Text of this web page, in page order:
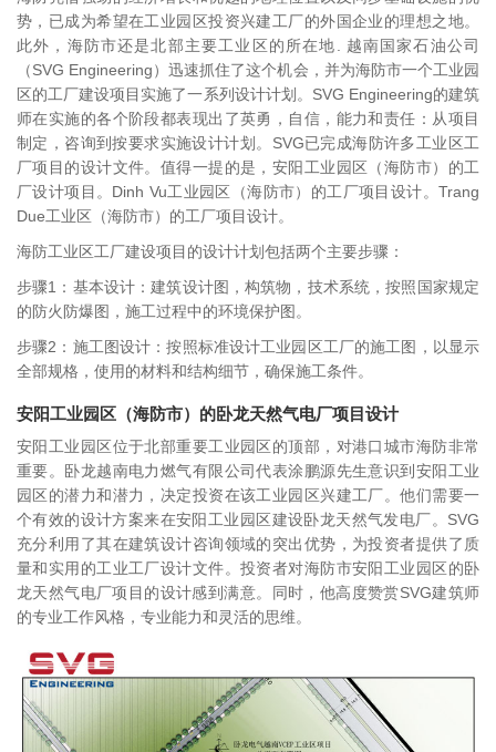
势，已成为希望在工业园区投资兴建工厂的外国企业的理想之地。
此外，海防市还是北部主要工业区的所在地. 越南国家石油公司
（SVG Engineering）迅速抓住了这个机会，并为海防市一个工业园
区的工厂建设项目实施了一系列设计计划。SVG Engineering的建筑
师在实施的各个阶段都表现出了英勇，自信，能力和责任：从项目
制定，咨询到按要求实施设计计划。SVG已完成海防许多工业区工
厂项目的设计文件。值得一提的是，安阳工业园区（海防市）的工
厂设计项目。Dinh Vu工业园区（海防市）的工厂项目设计。Trang
Due工业区（海防市）的工厂项目设计。
海防工业区工厂建设项目的设计计划包括两个主要步骤：
步骤1：基本设计：建筑设计图，构筑物，技术系统，按照国家规定
的防火防爆图，施工过程中的环境保护图。
步骤2：施工图设计：按照标准设计工业园区工厂的施工图，以显示
全部规格，使用的材料和结构细节，确保施工条件。
安阳工业园区（海防市）的卧龙天然气电厂项目设计
安阳工业园区位于北部重要工业园区的顶部，对港口城市海防非常
重要。卧龙越南电力燃气有限公司代表涂鹏源先生意识到安阳工业
园区的潜力和潜力，决定投资在该工业园区兴建工厂。他们需要一
个有效的设计方案来在安阳工业园区建设卧龙天然气发电厂。SVG
充分利用了其在建筑设计咨询领域的突出优势，为投资者提供了质
量和实用的工业工厂设计文件。投资者对海防市安阳工业园区的卧
龙天然气电厂项目的设计感到满意。同时，他高度赞赏SVG建筑师
的专业工作风格，专业能力和灵活的思维。